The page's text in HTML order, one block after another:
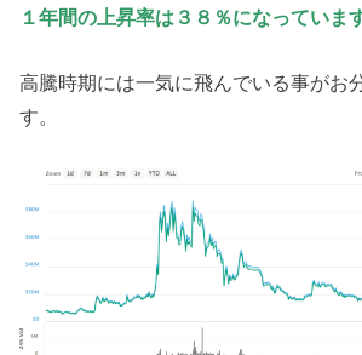
１年間の上昇率は３８％になっていま
高騰時期には一気に飛んでいる事がお
す。